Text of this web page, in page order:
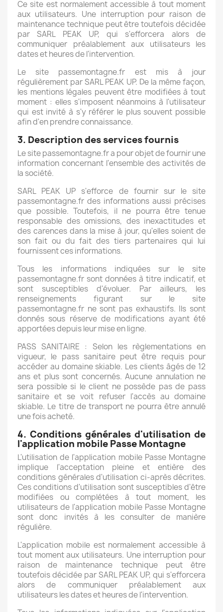
Ce site est normalement accessible à tout moment
aux utilisateurs. Une interruption pour raison de
maintenance technique peut être toutefois décidée
par SARL PEAK UP, qui s'efforcera alors de
communiquer préalablement aux utilisateurs les
dates et heures de l'intervention.
Le site passemontagne.fr est mis à jour
régulièrement par SARL PEAK UP. De la même façon,
les mentions légales peuvent être modifiées à tout
moment : elles s'imposent néanmoins à l'utilisateur
qui est invité à s'y référer le plus souvent possible
afin d'en prendre connaissance.
3. Description des services fournis
Le site passemontagne.fr a pour objet de fournir une
information concernant l'ensemble des activités de
la société.
SARL PEAK UP s'efforce de fournir sur le site
passemontagne.fr des informations aussi précises
que possible. Toutefois, il ne pourra être tenue
responsable des omissions, des inexactitudes et
des carences dans la mise à jour, qu'elles soient de
son fait ou du fait des tiers partenaires qui lui
fournissent ces informations.
Tous les informations indiquées sur le site
passemontagne.fr sont données à titre indicatif, et
sont susceptibles d'évoluer. Par ailleurs, les
renseignements figurant sur le site
passemontagne.fr ne sont pas exhaustifs. Ils sont
donnés sous réserve de modifications ayant été
apportées depuis leur mise en ligne.
PASS SANITAIRE : Selon les règlementations en
vigueur, le pass sanitaire peut être requis pour
accéder au domaine skiable. Les clients âgés de 12
ans et plus sont concernés. Aucune annulation ne
sera possible si le client ne possède pas de pass
sanitaire et se voit refuser l'accès au domaine
skiable. Le titre de transport ne pourra être annulé
une fois acheté.
4. Conditions générales d'utilisation de
l'application mobile Passe Montagne
L'utilisation de l'application mobile Passe Montagne
implique l'acceptation pleine et entière des
conditions générales d'utilisation ci-après décrites.
Ces conditions d'utilisation sont susceptibles d'être
modifiées ou complétées à tout moment, les
utilisateurs de l'application mobile Passe Montagne
sont donc invités à les consulter de manière
régulière.
L'application mobile est normalement accessible à
tout moment aux utilisateurs. Une interruption pour
raison de maintenance technique peut être
toutefois décidée par SARL PEAK UP, qui s'efforcera
alors de communiquer préalablement aux
utilisateurs les dates et heures de l'intervention.